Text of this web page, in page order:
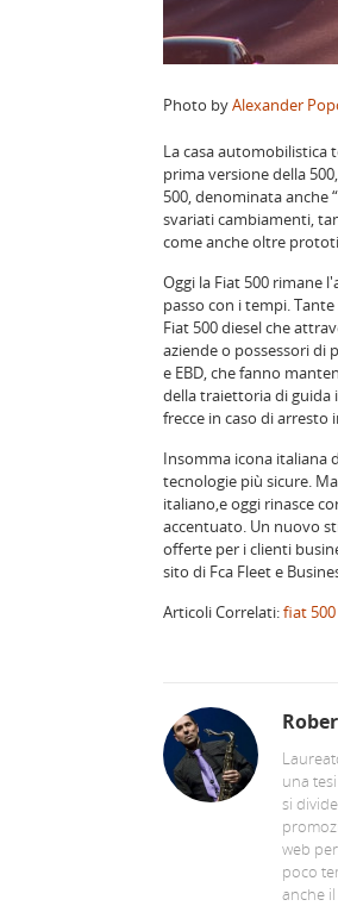
Photo byAlexander
La casa automobilistica
prima versione della
500, denominata anche
svariati cambiamenti,
come anche oltre
Oggi la Fiat 500 rimane
passo con i tempi.
Fiat 500 diesel che
aziende o possessori di
e EBD, che fanno
della traiettoria di guida
frecce in caso di arresto
Insomma icona italiana
tecnologie più sicure.
italiano,e oggi rinasce
accentuato. Un nuovo
offerte per i clienti
sito di Fca Fleet e
Articoli Correlati:fiat
una
si
web
poco
anche